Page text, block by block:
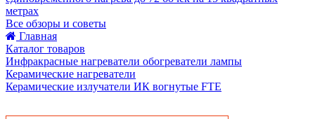
метрах
Все обзоры и советы
Главная
Каталог товаров
Инфракрасные нагреватели обогреватели лампы
Керамические нагреватели
Керамические излучатели ИК вогнутые FTE